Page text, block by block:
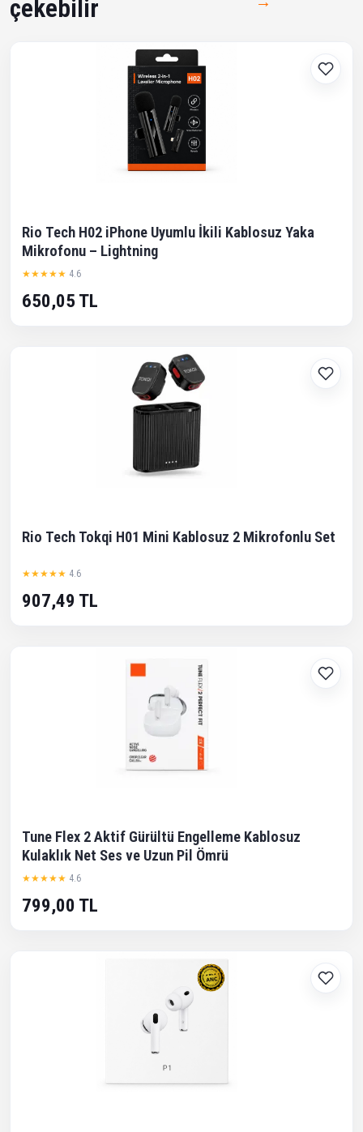
çekebilir
Rio Tech H02 iPhone Uyumlu İkili Kablosuz Yaka
Mikrofonu – Lightning
★★★★★ 4.6
650,05 TL
Rio Tech Tokqi H01 Mini Kablosuz 2 Mikrofonlu Set
★★★★★ 4.6
907,49 TL
Tune Flex 2 Aktif Gürültü Engelleme Kablosuz
Kulaklık Net Ses ve Uzun Pil Ömrü
★★★★★ 4.6
799,00 TL